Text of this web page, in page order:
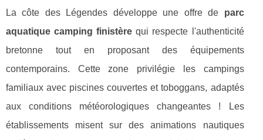
La côte des Légendes développe une offre de parc
aquatique camping finistère qui respecte l'authenticité
bretonne tout en proposant des équipements
contemporains. Cette zone privilégie les campings
familiaux avec piscines couvertes et toboggans, adaptés
aux conditions météorologiques changeantes ! Les
établissements misent sur des animations nautiques